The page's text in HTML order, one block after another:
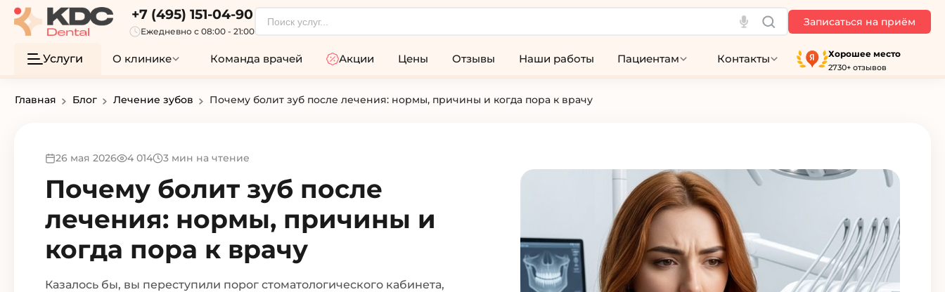
+7 (495) 151-04-90
Ежедневно с 08:00 - 21:00
Записаться на приём
Услуги О клинике Команда врачей Акции Цены Отзывы Наши работы Пациентам Контакты Хорошее место
2730+ отзывов
Главная Блог Лечение зубов Почему болит зуб после лечения: нормы, причины и когда пора к врачу
26 мая 2026 4 014 3 мин на чтение
Почему болит зуб после
лечения: нормы, причины и
когда пора к врачу
Казалось бы, вы переступили порог стоматологического кабинета,